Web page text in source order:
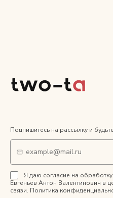
Подпишитесь на рассылку и
Я даю согласие на
Евгеньев Антон Валентинович в
связи. Политика